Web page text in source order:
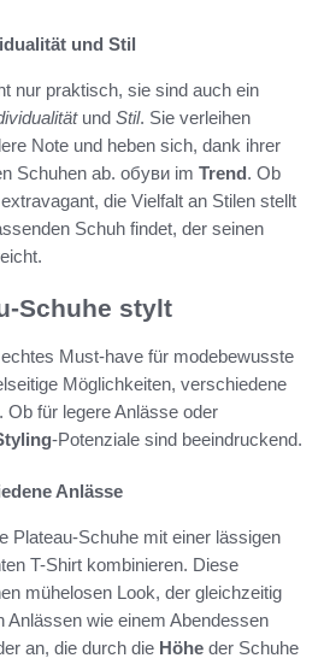
und Stil
nur praktisch, sie sind auch ein
und Stil. Sie verleihen
Note und heben sich, dank ihrer
Schuhen ab. обуви im Trend. Ob
die Vielfalt an Stilen stellt
Schuh findet, der seinen
Schuhe stylt
Must-have für modebewusste
Möglichkeiten, verschiedene
Ob für legere Anlässe oder
-Potenziale sind beeindruckend.
Anlässe
Plateau-Schuhe mit einer lässigen
T-Shirt kombinieren. Diese
mühelosen Look, der gleichzeitig
Anlässen wie einem Abendessen
an, die durch die Höhe der Schuhe